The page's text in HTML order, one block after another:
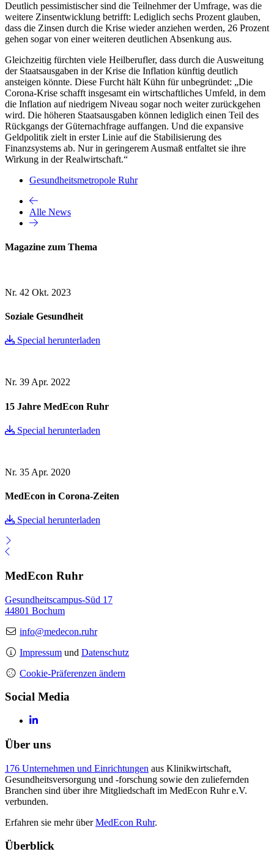
Deutlich pessimistischer sind die Teilnehmer der Umfrage, was die
weitere Zinsentwicklung betrifft: Lediglich sechs Prozent glauben,
dass die Zinsen durch die Krise wieder anziehen werden, 26 Prozent
gehen sogar von einer weiteren deutlichen Absenkung aus.
Gleichzeitig fürchten viele Heilberufler, dass durch die Ausweitung
der Staatsausgaben in der Krise die Inflation künftig deutlich
ansteigen könnte. Diese Furcht hält Kühn für unbegründet: „Die
Corona-Krise schafft insgesamt ein wirtschaftliches Umfeld, in dem
die Inflation auf niedrigem Niveau sogar noch weiter zurückgehen
wird. Die höheren Staatsausgaben können lediglich einen Teil des
Rückgangs der Güternachfrage auffangen. Und die expansive
Geldpolitik zielt in erster Linie auf die Stabilisierung des
Finanzsystems ab. Nur in geringerem Ausmaß entfaltet sie ihre
Wirkung in der Realwirtschaft.“
Gesundheitsmetropole Ruhr
Alle News
Magazine zum Thema
Nr. 42 Okt. 2023
Soziale Gesundheit
Special herunterladen
Nr. 39 Apr. 2022
15 Jahre MedEcon Ruhr
Special herunterladen
Nr. 35 Apr. 2020
MedEcon in Corona-Zeiten
Special herunterladen
MedEcon Ruhr
Gesundheitscampus-Süd 17
44801 Bochum
info@medecon.ruhr
Impressum und Datenschutz
Cookie-Präferenzen ändern
Social Media
Über uns
176 Unternehmen und Einrichtungen aus Klinikwirtschaft,
Gesundheitsversorgung und -forschung sowie den zuliefernden
Branchen sind über ihre Mitgliedschaft im MedEcon Ruhr e.V.
verbunden.
Erfahren sie mehr überMedEcon Ruhr.
Überblick